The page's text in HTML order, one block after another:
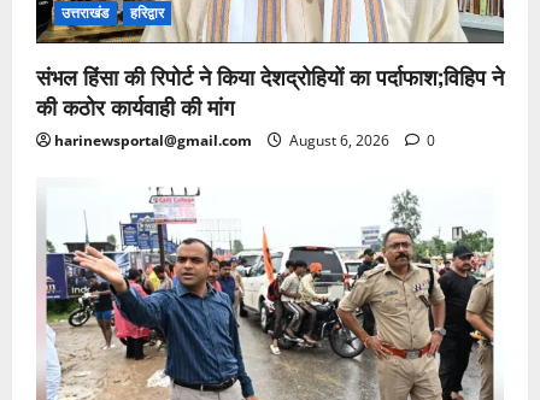
उत्तराखंड हरिद्वार
संभल हिंसा की रिपोर्ट ने किया देशद्रोहियों का पर्दाफाश;विहिप ने
की कठोर कार्यवाही की मांग
harinewsportal@gmail.com August 6, 2026 0